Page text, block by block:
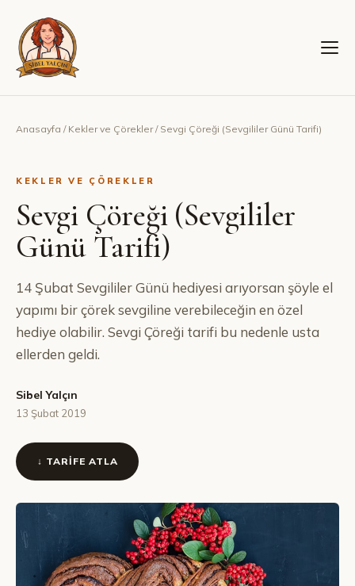
Anasayfa / Kekler ve Çörekler/ Sevgi Çöreği (Sevgililer Günü Tarifi)
KEKLER VE ÇÖREKLER
Sevgi Çöreği (Sevgililer
Günü Tarifi)
14 Şubat Sevgililer Günü hediyesi arıyorsan şöyle el
yapımı bir çörek sevgiline verebileceğin en özel
hediye olabilir. Sevgi Çöreği tarifi bu nedenle usta
ellerden geldi.
Sibel Yalçın
13 Şubat 2019
↓ TARIFE ATLA